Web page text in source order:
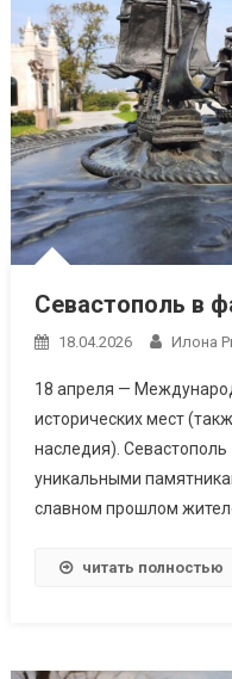
Севастополь в
18.04.2026 Илона
18 апреля —
исторических мест
наследия). Севастополь
уникальными
славном прошлом
читать полностью